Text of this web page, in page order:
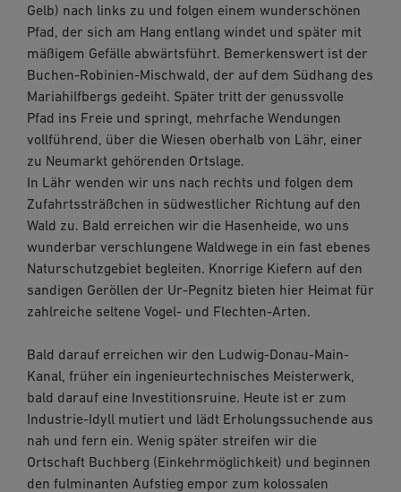
Gelb) nach links zu und folgen einem wunderschönen
Pfad, der sich am Hang entlang windet und später mit
mäßigem Gefälle abwärtsführt. Bemerkenswert ist der
Buchen-Robinien-Mischwald, der auf dem Südhang des
Mariahilfbergs gedeiht. Später tritt der genussvolle
Pfad ins Freie und springt, mehrfache Wendungen
vollführend, über die Wiesen oberhalb von Lähr, einer
zu Neumarkt gehörenden Ortslage.
In Lähr wenden wir uns nach rechts und folgen dem
Zufahrtssträßchen in südwestlicher Richtung auf den
Wald zu. Bald erreichen wir die Hasenheide, wo uns
wunderbar verschlungene Waldwege in ein fast ebenes
Naturschutzgebiet begleiten. Knorrige Kiefern auf den
sandigen Geröllen der Ur-Pegnitz bieten hier Heimat für
zahlreiche seltene Vogel- und Flechten-Arten.
Bald darauf erreichen wir den Ludwig-Donau-Main-
Kanal, früher ein ingenieurtechnisches Meisterwerk,
bald darauf eine Investitionsruine. Heute ist er zum
Industrie-Idyll mutiert und lädt Erholungssuchende aus
nah und fern ein. Wenig später streifen wir die
Ortschaft Buchberg (Einkehrmöglichkeit) und beginnen
den fulminanten Aufstieg empor zum kolossalen